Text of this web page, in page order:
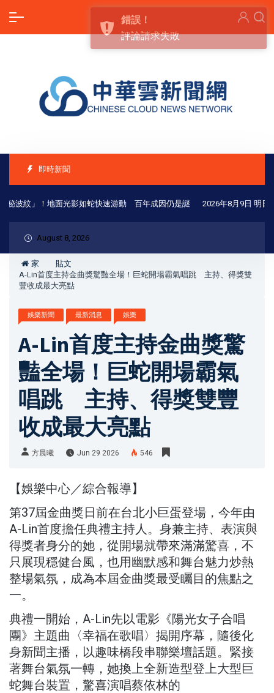
即時新聞
波紋」！地面光影如蛇快速游動 百年成因仍是謎 2026年8月9日 明日
August 8, 2026
家
貼文
A-Lin首度主持金曲獎驚豔全場！巨蛇開場霸氣唱跳 主持、得獎雙
豐收成最大亮點
娛樂新聞 最新消息 娛樂
A-Lin首度主持金曲獎驚
豔全場！巨蛇開場霸氣
唱跳 主持、得獎雙豐
收成最大亮點
方晨曦 Jun 29 2026 546
【娛樂中心／綜合報導】
第37屆金曲獎日前在台北小巨蛋登場，今年由
A-Lin首度擔任典禮主持人。身兼主持、表演與
得獎者身分的她，從開場就帶來滿滿驚喜，不
只展現穩健台風，也用幽默感和舞台魅力炒熱
整場氣氛，成為本屆金曲獎最受矚目的焦點之
一。
典禮一開始，A-Lin先以電影《陽光女子合唱
團》主題曲〈幸福在歌唱〉揭開序幕，隨後化
身新聞主播，以趣味橋段串聯樂壇話題。緊接
著舞台氣氛一轉，她換上全新造型登上大型巨
蛇舞台裝置，驚喜演唱蔡依林的
錯誤！
評論請求失敗